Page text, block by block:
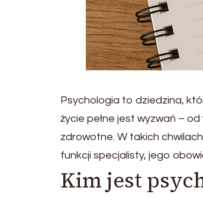
Psychologia to dziedzina,
życie pełne jest wyzwań –
zdrowotne. W takich
funkcji specjalisty, jego
Kim jest